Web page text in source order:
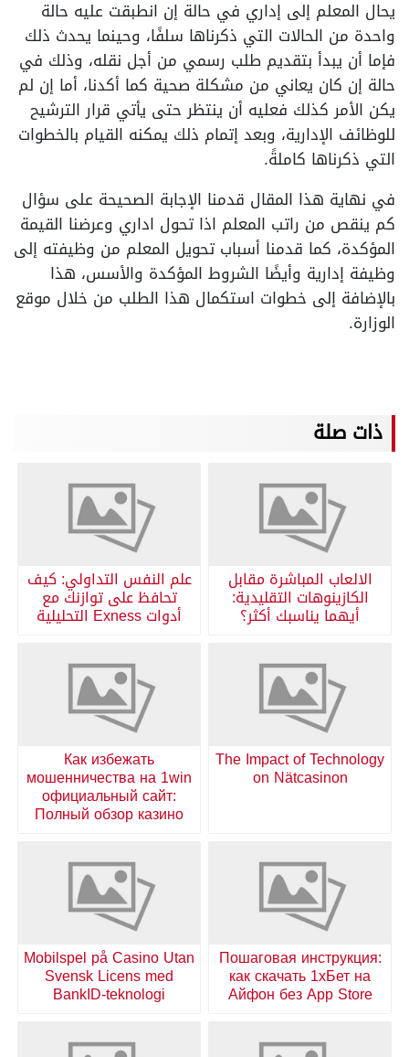
يحال المعلم إلى إداري في حالة إن انطبقت عليه حالة
واحدة من الحالات التي ذكرناها سلفًا، وحينما يحدث ذلك
فإما أن يبدأ بتقديم طلب رسمي من أجل نقله، وذلك في
حالة إن كان يعاني من مشكلة صحية كما أكدنا، أما إن لم
يكن الأمر كذلك فعليه أن ينتظر حتى يأتي قرار الترشيح
للوظائف الإدارية، وبعد إتمام ذلك يمكنه القيام بالخطوات
التي ذكرناها كاملةً.
في نهاية هذا المقال قدمنا الإجابة الصحيحة على سؤال
كم ينقص من راتب المعلم اذا تحول اداري وعرضنا القيمة
المؤكدة، كما قدمنا أسباب تحويل المعلم من وظيفته إلى
وظيفة إدارية وأيضًا الشروط المؤكدة والأسس، هذا
بالإضافة إلى خطوات استكمال هذا الطلب من خلال موقع
الوزارة.
ذات صلة
الالعاب المباشرة مقابل
الكازينوهات التقليدية:
أيهما يناسبك أكثر؟
علم النفس التداولي: كيف
تحافظ على توازنك مع
أدوات Exness التحليلية
The Impact of Technology
on Nätcasinon
Как избежать
мошенничества на 1win
официальный сайт:
Полный обзор казино
Пошаговая инструкция:
как скачать 1хБет на
Айфон без App Store
Mobilspel på Casino Utan
Svensk Licens med
BankID-teknologi